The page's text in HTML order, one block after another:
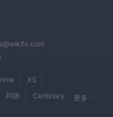
XS
邦德
Centinary
更多